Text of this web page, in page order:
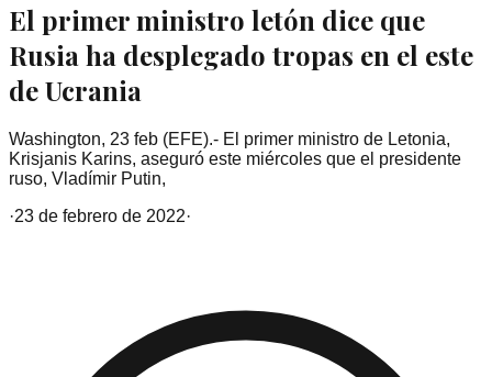
El primer ministro letón dice que
Rusia ha desplegado tropas en el este
de Ucrania
Washington, 23 feb (EFE).- El primer ministro de Letonia,
Krisjanis Karins, aseguró este miércoles que el presidente
ruso, Vladímir Putin,
·23 de febrero de 2022·